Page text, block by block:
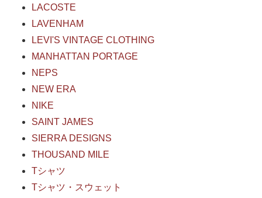
LACOSTE
LAVENHAM
LEVI'S VINTAGE CLOTHING
MANHATTAN PORTAGE
NEPS
NEW ERA
NIKE
SAINT JAMES
SIERRA DESIGNS
THOUSAND MILE
Tシャツ
Tシャツ・スウェット